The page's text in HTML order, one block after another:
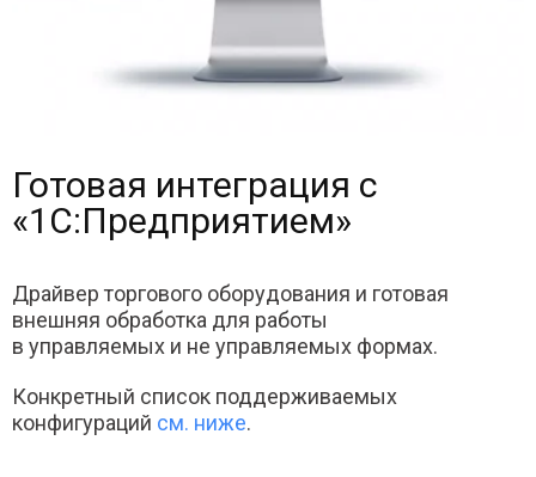
Готовая интеграция с
«1С:Предприятием»
Драйвер торгового оборудования и готовая
внешняя обработка для работы
в управляемых и не управляемых формах.
Конкретный список поддерживаемых
конфигураций см. ниже.